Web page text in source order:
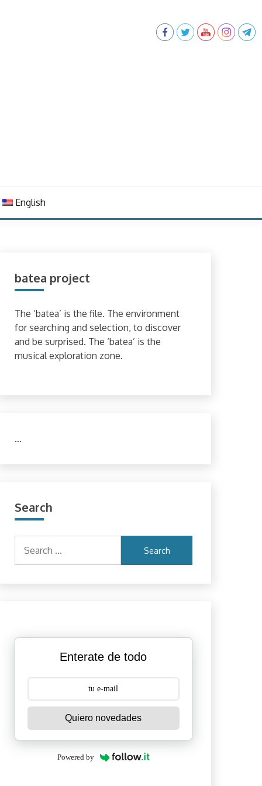
English
batea project
The ‘batea’ is the file. The environment
for searching and selection, to discover
and be surprised. The ‘batea’ is the
musical exploration zone.
…
Search
for:
Enterate de todo
Quiero novedades
Powered by